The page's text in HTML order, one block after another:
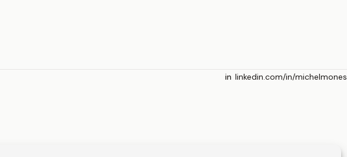
in linkedin.com/in/michelmones